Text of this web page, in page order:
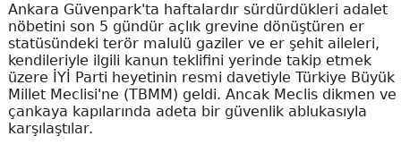
Ankara Güvenpark'ta haftalardır sürdürdükleri adalet
nöbetini son 5 gündür açlık grevine dönüştüren er
statüsündeki terör malulü gaziler ve er şehit aileleri,
kendileriyle ilgili kanun teklifini yerinde takip etmek
üzere İYİ Parti heyetinin resmi davetiyle Türkiye Büyük
Millet Meclisi'ne (TBMM) geldi. Ancak Meclis dikmen ve
çankaya kapılarında adeta bir güvenlik ablukasıyla
karşılaştılar.